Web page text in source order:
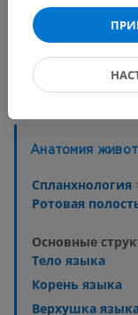
Анатомия
Спланхнология
Ротовая
Основные
Тело языка
Корень языка
Верхушка